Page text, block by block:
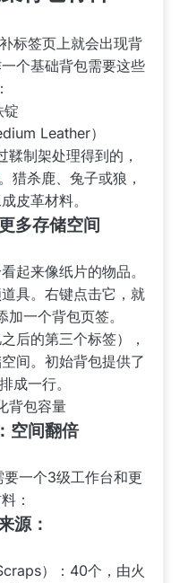
标签页上就会出现背
个基础背包需要这些
锭
Leather）
制架处理得到的，
。猎杀鹿、兔子或狼，
皮革材料。
多存储空间
起来像纸片的物品。
具。右键点击它，就
一个背包页签。
后的第三个标签），
间。初始背包提供了
成一行。
背包容量
空间翻倍
一个3级工作台和更
：
源：
）：40个，由火